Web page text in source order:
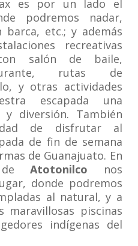
es por un lado el
podremos nadar,
barca, etc.; y además
recreativas
salón de baile,
rutas de
y otras actividades
escapada una
diversión. También
de disfrutar al
de fin de semana
de Guanajuato. En
deAtotonilco nos
donde podremos
al natural, y a
maravillosas piscinas
indígenas del